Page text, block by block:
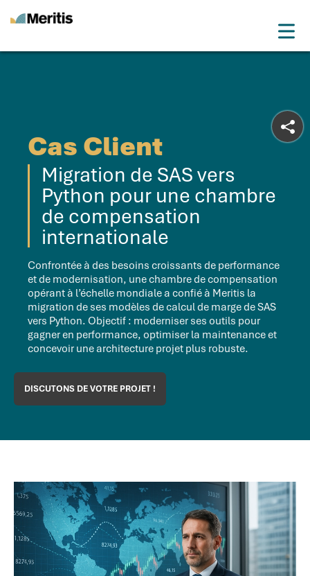
Cas Client
Migration de SAS vers
Python pour une chambre
de compensation
internationale
Confrontée à des besoins croissants de performance
et de modernisation, une chambre de compensation
opérant à l’échelle mondiale a confié à Meritis la
migration de ses modèles de calcul de marge de SAS
vers Python. Objectif : moderniser ses outils pour
gagner en performance, optimiser la maintenance et
concevoir une architecture projet plus robuste.
DISCUTONS DE VOTRE PROJET !